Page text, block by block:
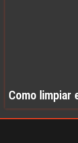
Como limpiar